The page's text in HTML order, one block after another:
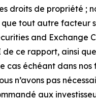
droits de propriété ;
tout autre facteur
and Exchange
de ce rapport, ainsi
cas échéant dans
n’avons pas
aux